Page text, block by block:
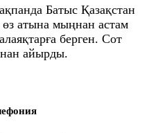
Батыс Қазақстан
атына мыңнан астам
берген. Сот
айырды.